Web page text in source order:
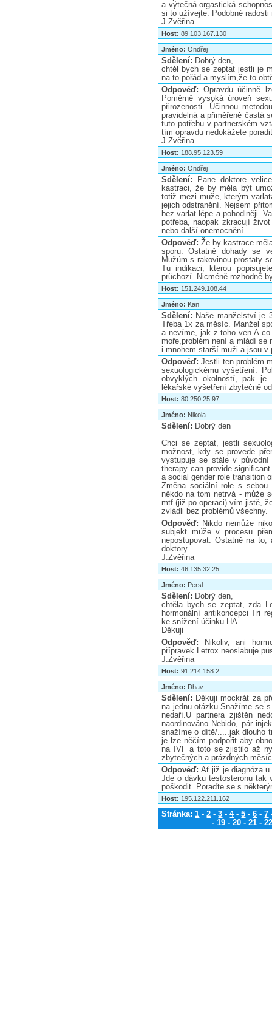
a výtečná orgastická
si to užívejte. Podobné
J.Zvěřina
Host: 89.103.167.130
Jméno: Ondřej
Sdělení: Dobrý den,
chtěl bych se zeptat jestli je
na to pořád a myslím,že to
Odpověď: Opravdu účinně
Poměrně vysoká úroveň
přirozenosti. Účinnou
pravidelná a přiměřeně častá
tuto potřebu v partnerském
tím opravdu nedokážete
J.Zvěřina
Host: 188.95.123.59
Jméno: Ondřej
Sdělení:
Pane doktore
kastraci, že by měla být
totiž mezi muže, kterým
jejich odstranění. Nejsem
bez varlat lépe a pohodlněji.
potřeba, naopak zkracují
nebo další onemocnění.
Odpověď:Že by kastrace
sporu. Ostatně dohady se
Mužům s rakovinou prostaty
Tu indikaci, kterou
průchozí. Nicméně rozhodně
Host: 151.249.108.44
Jméno: Kan
Sdělení: Naše manželství je
Třeba 1x za měsíc. Manžel
a nevíme, jak z toho ven.A
moře,problém není a mládí
i mnohem starší muži a jsou v
Odpověď:Jestli ten problém
sexuologickému vyšetření.
obvyklých okolností, pak
lékařské vyšetření zbytečně
Host: 80.250.25.97
Jméno: Nikola
Sdělení: Dobrý den
Chci se zeptat, jestli
možnost, kdy se provede
vystupuje se stále v
therapy can provide
a social gender role transition
Změna sociální role s sebou
někdo na tom netrvá - může
mtf (již po operaci) vím jistě,
zvládli bez problémů všechny.
Odpověď:
Nikdo nemůže
subjekt může v procesu
nepostupovat. Ostatně na
doktory.
J.Zvěřina
Host: 46.135.32.25
Jméno: Persl
Sdělení: Dobrý den,
chtěla bych se zeptat, zda
hormonální antikoncepci Tri
ke snížení účinku HA.
Děkuji
Odpověď:
Nikoliv, ani
přípravek Letrox neoslabuje
J.Zvěřina
Host: 91.214.158.2
Jméno: Dhav
Sdělení: Děkuji mockrát za
na jednu otázku.Snažíme se
nedaří.U partnera zjištěn
naordinováno Nebido, pár
snažíme o dítě/.....jak dlouho
je lze něčím podpořit aby
na IVF a toto se zjistilo až
zbytečných a prázdných
Odpověď:Ať již je diagnóza u
Jde o dávku testosteronu tak
poškodit. Poraďte se s
Host: 195.122.211.162
Stránka:1 -2 -3 -4-5 -6 -7
- 19 - 20 - 21 - 22